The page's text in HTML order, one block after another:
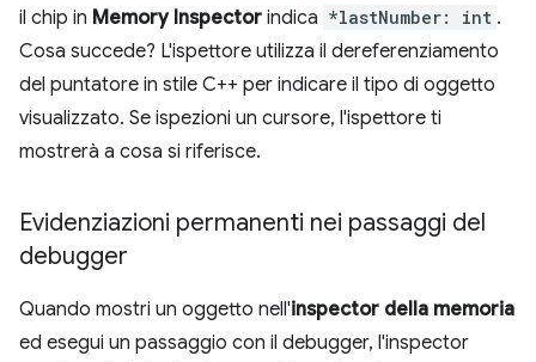
il chip in Memory Inspector indica *lastNumber: int .
Cosa succede? L'ispettore utilizza il dereferenziamento
del puntatore in stile C++ per indicare il tipo di oggetto
visualizzato. Se ispezioni un cursore, l'ispettore ti
mostrerà a cosa si riferisce.
Evidenziazioni permanenti nei passaggi del
debugger
Quando mostri un oggetto nell'inspector della memoria
ed esegui un passaggio con il debugger, l'inspector